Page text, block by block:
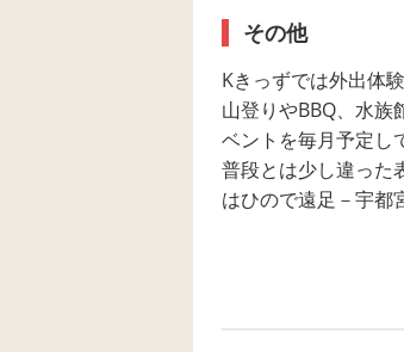
その他
Kきっずでは外出体
山登りやBBQ、水族
ベントを毎月予定し
普段とは少し違った
はひので遠足－宇都